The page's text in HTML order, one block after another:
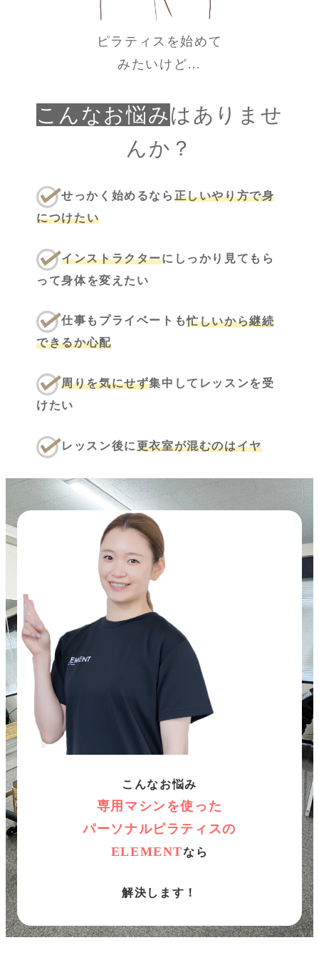
ピラティスを始めて
みたいけど…
こんなお悩みはありませ
んか？
せっかく始めるなら 正しいやり方で身
につけたい
インストラクターにしっかり見てもら
って身体を変えたい
仕事もプライベートも忙しいから継続
できるか心配
周りを気にせず集中してレッスンを受
けたい
レッスン後に更衣室が混むのはイヤ
こんなお悩み
専用マシンを使った
パーソナルピラティスの
ELEMENTなら
解決します！